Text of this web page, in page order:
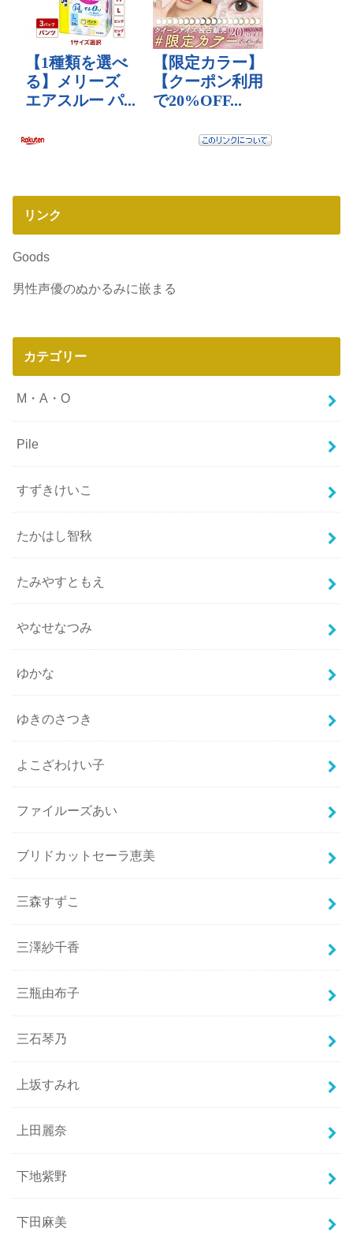
リンク
Goods
男性声優のぬかるみに嵌まる
カテゴリー
M・A・O
Pile
すずきけいこ
たかはし智秋
たみやすともえ
やなせなつみ
ゆかな
ゆきのさつき
よこざわけい子
ファイルーズあい
ブリドカットセーラ恵美
三森すずこ
三澤紗千香
三瓶由布子
三石琴乃
上坂すみれ
上田麗奈
下地紫野
下田麻美